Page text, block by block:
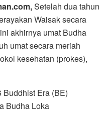
Setelah dua tahun
Waisak secara
akhirnya umat Budha
umat secara meriah
kesehatan (prokes),
Buddhist Era (BE)
Budha Loka